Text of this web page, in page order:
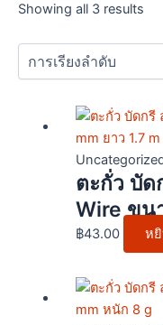
Showing all 3 results
ตะกั่ว บัด
Wire ขน
฿43.00 ห